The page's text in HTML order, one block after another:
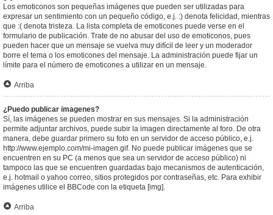
Los emoticonos son pequeñas imágenes que pueden ser utilizadas para
expresar un sentimiento con un pequeño código, e.j. :) denota felicidad, mientras
que :( denota tristeza. La lista completa de emoticones puede verse en el
formulario de publicación. Trate de no abusar del uso de emoticonos, pues
pueden hacer que un mensaje se vuelva muy difícil de leer y un moderador
borre el tema o los emoticones del mensaje. La administración puede fijar un
límite para el número de emoticones a utilizar en un mensaje.
Arriba
¿Puedo publicar imagenes?
Sí, las imágenes se pueden mostrar en sus mensajes. Si la administración
permite adjuntar archivos, puede subir la imagen directamente al foro. De otra
manera, debe guardar primero su foto en un servidor de acceso público, e.j.
http://www.ejemplo.com/mi-imagen.gif. No puede publicar imágenes que se
encuentren en su PC (a menos que sea un servidor de acceso público) ni
tampoco las que se encuentren guardadas bajo mecanismos de autenticación,
e.j. hotmail o yahoo correo, sitios protegidos por contraseñas, etc. Para exhibir
imágenes utilice el BBCode con la etiqueta [img].
Arriba